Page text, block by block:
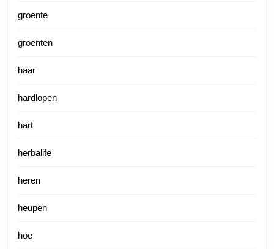
groente
groenten
haar
hardlopen
hart
herbalife
heren
heupen
hoe